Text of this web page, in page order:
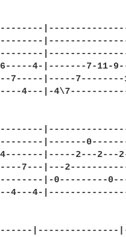
4-|-------7-11-
7-----|-----7--------
4---|-
|-------
|-----2---
7---|---
|-0---------
4---4-
|---------------